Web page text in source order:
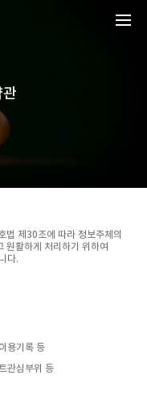
법 제30조에 따라 정보주체의
원활하게 처리하기 위하여
다.
용기록 등
관심부위 등